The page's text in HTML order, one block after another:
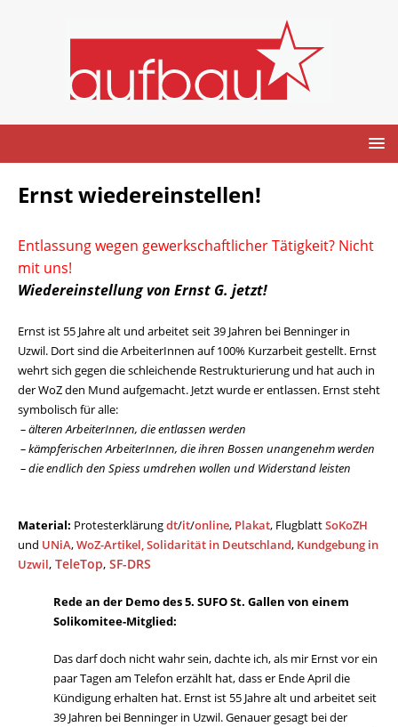
Ernst wiedereinstellen!
Entlassung wegen gewerkschaftlicher Tätigkeit? Nicht
mit uns!
Wiedereinstellung von Ernst G. jetzt!
Ernst ist 55 Jahre alt und arbeitet seit 39 Jahren bei Benninger in
Uzwil. Dort sind die ArbeiterInnen auf 100% Kurzarbeit gestellt. Ernst
wehrt sich gegen die schleichende Restrukturierung und hat auch in
der WoZ den Mund aufgemacht. Jetzt wurde er entlassen. Ernst steht
symbolisch für alle:
– älteren ArbeiterInnen, die entlassen werden
– kämpferischen ArbeiterInnen, die ihren Bossen unangenehm werden
– die endlich den Spiess umdrehen wollen und Widerstand leisten
Material: Protesterklärungdt/it/online, Plakat, FlugblattSoKoZH
und UNiA,WoZ-Artikel,Solidarität in Deutschland, Kundgebung in
Uzwil, TeleTop, SF-DRS
Rede an der Demo des 5. SUFO St. Gallen von einem
Solikomitee-Mitglied:
Das darf doch nicht wahr sein, dachte ich, als mir Ernst vor ein
paar Tagen am Telefon erzählt hat, dass er Ende April die
Kündigung erhalten hat. Ernst ist 55 Jahre alt und arbeitet seit
39 Jahren bei Benninger in Uzwil. Genauer gesagt bei der